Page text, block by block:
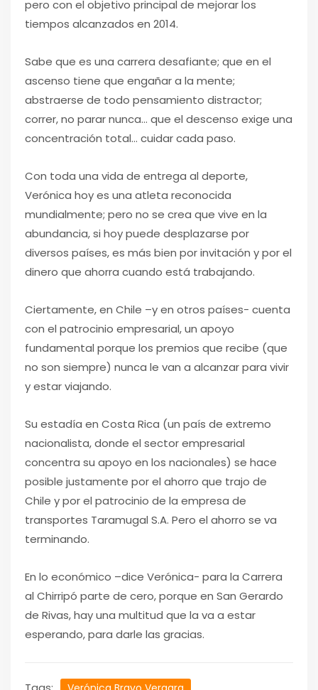
pero con el objetivo principal de mejorar los
tiempos alcanzados en 2014.
Sabe que es una carrera desafiante; que en el
ascenso tiene que engañar a la mente;
abstraerse de todo pensamiento distractor;
correr, no parar nunca… que el descenso exige una
concentración total… cuidar cada paso.
Con toda una vida de entrega al deporte,
Verónica hoy es una atleta reconocida
mundialmente; pero no se crea que vive en la
abundancia, si hoy puede desplazarse por
diversos países, es más bien por invitación y por el
dinero que ahorra cuando está trabajando.
Ciertamente, en Chile –y en otros países- cuenta
con el patrocinio empresarial, un apoyo
fundamental porque los premios que recibe (que
no son siempre) nunca le van a alcanzar para vivir
y estar viajando.
Su estadía en Costa Rica (un país de extremo
nacionalista, donde el sector empresarial
concentra su apoyo en los nacionales) se hace
posible justamente por el ahorro que trajo de
Chile y por el patrocinio de la empresa de
transportes Taramugal S.A. Pero el ahorro se va
terminando.
En lo económico –dice Verónica- para la Carrera
al Chirripó parte de cero, porque en San Gerardo
de Rivas, hay una multitud que la va a estar
esperando, para darle las gracias.